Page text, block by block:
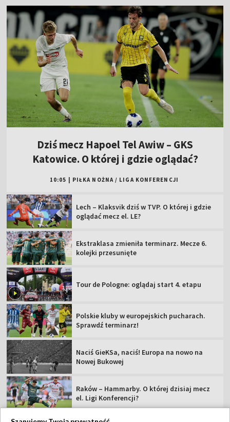
Dziś mecz Hapoel Tel Awiw – GKS
Katowice. O której i gdzie oglądać?
10:05 PIŁKA NOŻNA / LIGA KONFERENCJI
Lech – Klaksvik dziś w TVP. O której i gdzie
oglądać mecz el. LE?
Ekstraklasa zmieniła terminarz. Mecze 6.
kolejki przesunięte
Tour de Pologne: oglądaj start 4. etapu
Polskie kluby w europejskich pucharach.
Sprawdź terminarz!
Naciś GieKSa, naciś! Europa na nowo na
Nowej Bukowej
Raków – Hammarby. O której dzisiaj mecz
el. Ligi Konferencji?